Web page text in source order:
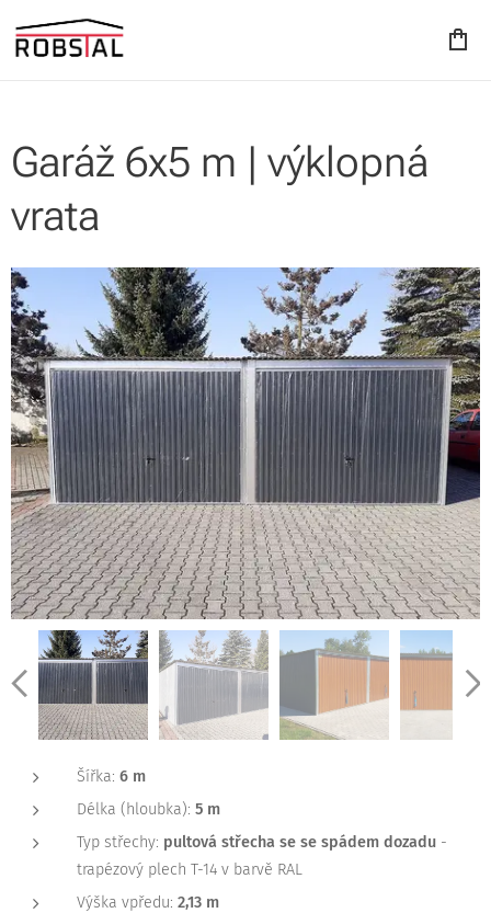
Garáž 6x5 m | výklopná
vrata
Šířka: 6 m
Délka (hloubka): 5 m
Typ střechy: pultová střecha se se spádem dozadu -
trapézový plech T-14 v barvě RAL
Výška vpředu: 2,13 m